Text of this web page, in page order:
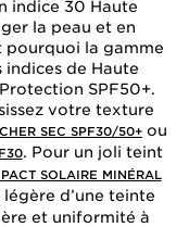
indice 30 Haute
la peau et en
pourquoi la gamme
indices de Haute
SPF50+.
votre texture
SEC SPF30/50+ ou
. Pour un joli teint
SOLAIRE MINÉRAL
d’une teinte
et uniformité à